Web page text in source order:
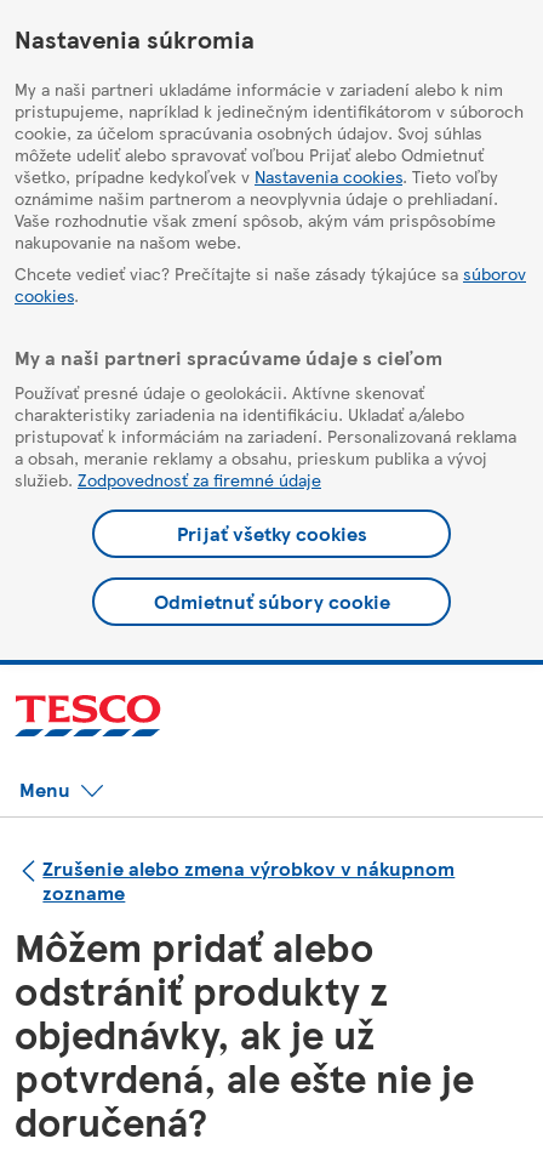
HelpPage
Nastavenia súkromia
My a naši partneri ukladáme informácie v zariadení alebo k nim
pristupujeme, napríklad k jedinečným identifikátorom v súboroch
cookie, za účelom spracúvania osobných údajov. Svoj súhlas
môžete udeliť alebo spravovať voľbou Prijať alebo Odmietnuť
všetko, prípadne kedykoľvek v Nastavenia cookies. Tieto voľby
oznámime našim partnerom a neovplyvnia údaje o prehliadaní.
Vaše rozhodnutie však zmení spôsob, akým vám prispôsobíme
nakupovanie na našom webe.
Chcete vedieť viac? Prečítajte si naše zásady týkajúce sa súborov
cookies.
My a naši partneri spracúvame údaje s cieľom
Používať presné údaje o geolokácii. Aktívne skenovať
charakteristiky zariadenia na identifikáciu. Ukladať a/alebo
pristupovať k informáciám na zariadení. Personalizovaná reklama
a obsah, meranie reklamy a obsahu, prieskum publika a vývoj
služieb. Zodpovednosť za firemné údaje
Prijať všetky cookies
Odmietnuť súbory cookie
Menu
Zrušenie alebo zmena výrobkov v nákupnom
zozname
Môžem pridať alebo
odstrániť produkty z
objednávky, ak je už
potvrdená, ale ešte nie je
doručená?